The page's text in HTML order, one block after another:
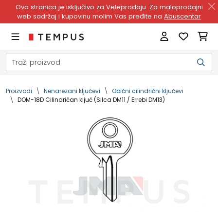
Ova stranica je isključivo za Veleprodaju. Za maloprodajni
web sadržaj i kupovinu molim Vas pređite na Abuscentar
Proizvodi Nenarezani ključevi
Obični cilindrični ključevi
DOM-18D Cilindričan ključ (Silca DM11 / Errebi DM13)